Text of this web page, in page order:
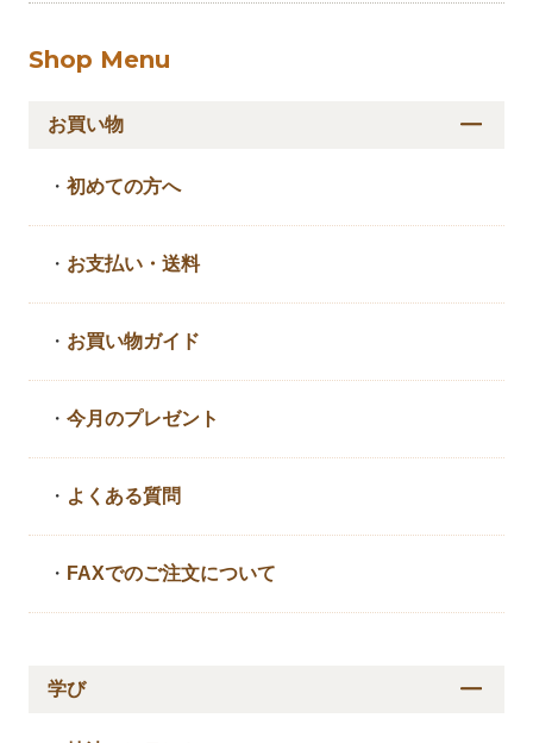
Shop Menu
お買い物
・初めての方へ
・ お支払い・送料
・ お買い物ガイド
・今月のプレゼント
・ よくある質問
・ FAXでのご注文について
学び